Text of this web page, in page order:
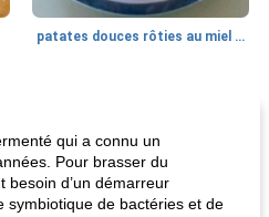
patates douces rôties au miel / kumara
qui a connu un
Pour brasser du
besoin d’un démarreur
symbiotique de bactéries et de